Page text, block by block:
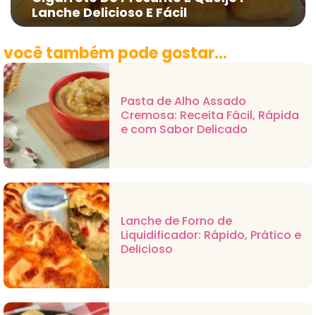
Lanche Delicioso E Fácil
você também pode gostar...
Pasta de Alho Assado
Cremosa: Receita Fácil, Rápida
e com Sabor Delicado
Lanche de Forno de
Liquidificador: Rápido, Prático e
Delicioso